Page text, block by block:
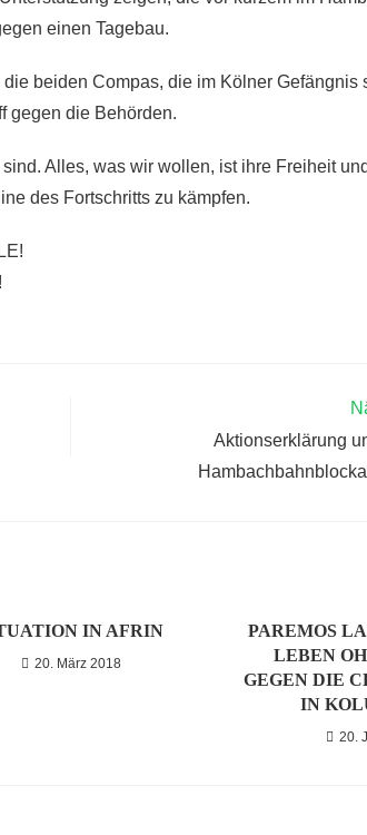
einen Tagebau.
beiden Compas, die im Kölner Gefängnis
gegen die Behörden.
Alles, was wir wollen, ist ihre Freiheit
des Fortschritts zu kämpfen.
Aktionserklärung
IN AFRIN
20. März 2018
PAREMOS
LEBEN
GEGEN DIE
IN
20.